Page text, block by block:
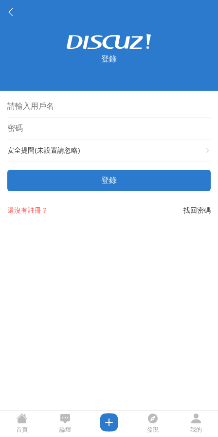
登錄
安全提問(未設置請忽略)
登錄
找回密碼
還沒有註冊？
首頁 論壇 發現 我的